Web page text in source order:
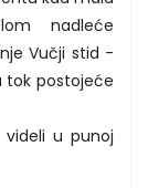
nadleće
Vučji stid -
tok postojeće
u punoj